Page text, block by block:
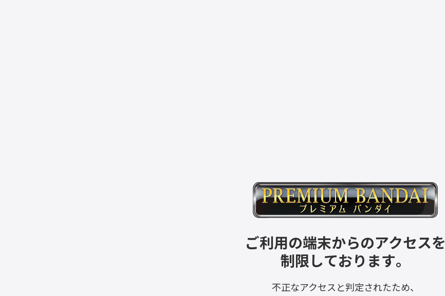
ご利用の端末からのアクセスを
制限しております。
不正なアクセスと判定されたため、